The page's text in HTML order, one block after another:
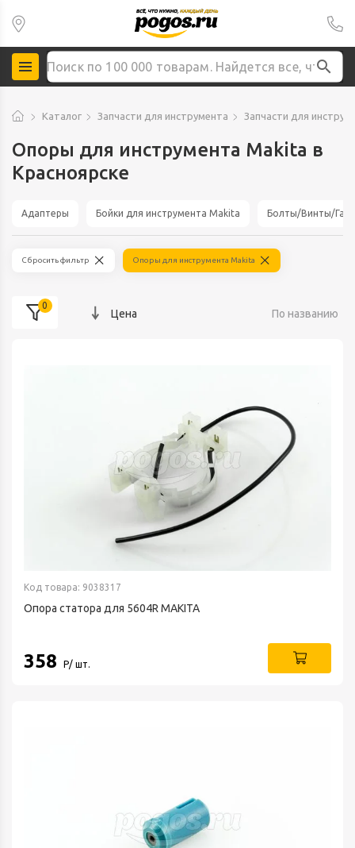
Каталог Запчасти для инструмента Запчасти для
Опоры для инструмента Makita в
Красноярске
Адаптеры Бойки для инструмента Makita Болты/Винты/
Сбросить фильтр Опоры для инструмента Makita
0
Цена По названию
Код товара: 9038317
Опора статора для 5604R MAKITA
358 Р/ шт.